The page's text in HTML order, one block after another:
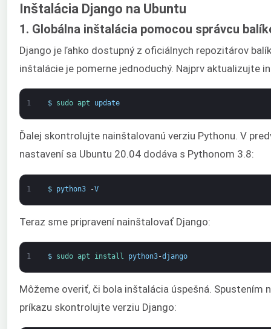
Inštalácia Django na Ubuntu
1. Globálna inštalácia pomocou správcu
Django je ľahko dostupný z oficiálnych repozitárov
inštalácie je pomerne jednoduchý. Najprv aktualizujte
1 $ sudo apt update
Ďalej skontrolujte nainštalovanú verziu Pythonu. V
nastavení sa Ubuntu 20.04 dodáva s Pythonom 3.8:
1 $ python3 -V
Teraz sme pripravení nainštalovať Django:
1 $ sudo apt install python3-django
Môžeme overiť, či bola inštalácia úspešná. Spustením
príkazu skontrolujte verziu Django: